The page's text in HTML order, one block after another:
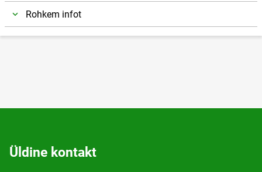
Rohkem infot
Üldine kontakt